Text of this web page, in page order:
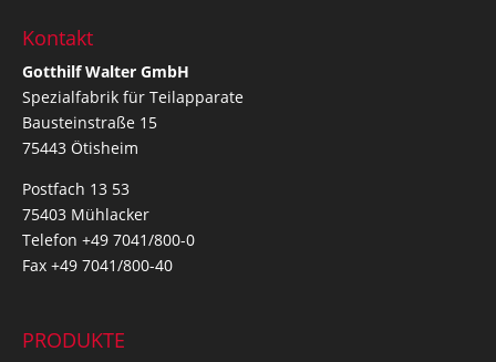
Kontakt
Gotthilf Walter GmbH
Spezialfabrik für Teilapparate
Bausteinstraße 15
75443 Ötisheim
Postfach 13 53
75403 Mühlacker
Telefon +49 7041/800-0
Fax +49 7041/800-40
PRODUKTE